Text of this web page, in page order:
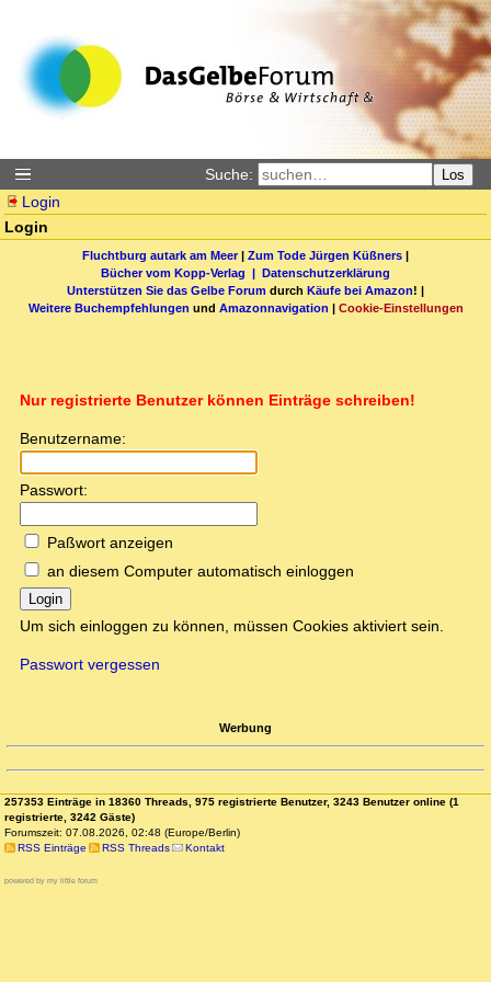
Suche: Los
Login
Login
Fluchtburg autark am Meer| Zum Tode Jürgen Küßners |
Bücher vom Kopp-Verlag | Datenschutzerklärung
Unterstützen Sie das Gelbe Forum durch Käufe bei Amazon! |
Weitere Buchempfehlungen und Amazonnavigation | Cookie-Einstellungen
Nur registrierte Benutzer können Einträge schreiben!
Benutzername:
Passwort:
Paßwort anzeigen
an diesem Computer automatisch einloggen
Login
Um sich einloggen zu können, müssen Cookies aktiviert sein.
Passwort vergessen
Werbung
257353 Einträge in 18360 Threads, 975 registrierte Benutzer, 3243 Benutzer online (1
registrierte, 3242 Gäste)
Forumszeit: 07.08.2026, 02:48 (Europe/Berlin)
RSS Einträge
RSS Threads Kontakt
powered by my little forum